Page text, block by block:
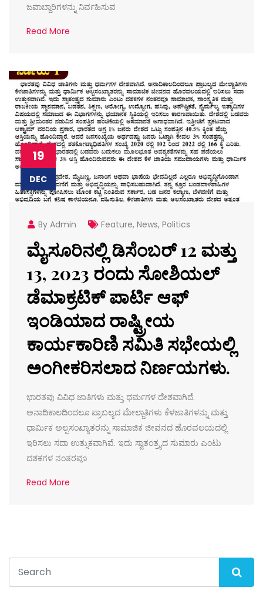
ಜವಾಬ್ದಾರಿಗಳನ್ನು ನಿರ್ವಹಿಸುವ
Read More
19
DEC
By Admin Feature, News, Politics
ಮೈಸೂರಿನಲ್ಲಿ ಡಿಸೆಂಬರ್ 12 ಮತ್ತು
13, 2023 ರಂದು ಸೋಶಿಯಲ್
ಡೆಮಾಕ್ರಟಿಕ್ ಪಾರ್ಟಿ ಆಫ್
ಇಂಡಿಯಾದ ರಾಷ್ಟ್ರೀಯ
ಕಾರ್ಯಕಾರಿಣಿ ಸಮಿತಿ ಸಭೇಯಲ್ಲಿ
ಅಂಗೀಕರಿಸಲಾದ ನಿರ್ಣಯಗಳು.
ಭಾರತವು ವಿವಿಧ ಜಾತಿಗಳು ಮತ್ತು ಧರ್ಮಗಳ ದೇಶವಾಗಿದೆ.
ಅನಾದಿಕಾಲದಿಂದಲೂ ಪ್ರಾಬಲ್ಯದ ಮೇಲ್ಜಾತಿಗಳು ಕೆಳಜಾತಿಗಳನ್ನು ಮತ್ತು
ಧಾರ್ಮಿಕ ಅಲ್ಪಸಂಖ್ಯಾತರನ್ನು ಸಾಮಾಜಿಕ ಜೀವನದ ಹೊರವಲಯದಲ್ಲಿ
ಇರಿಸಲು ಸದಾ ಉತ್ಸುಕವಾಗಿವೆ. ಇದು ಸ್ವಾತಂತ್ರ್ಯದ ಸುಮಾರು ಎಂಟು
ದಶಕಗಳ ನಂತರವೂ
Read More